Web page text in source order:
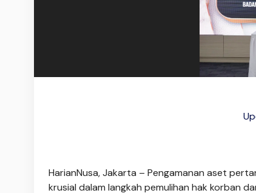
HarianNusa, Jakarta – Pengamanan aset
krusial dalam langkah pemulihan hak korban